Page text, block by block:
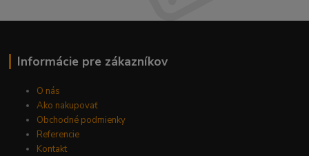
Informácie pre zákazníkov
O nás
Ako nakupovať
Obchodné podmienky
Referencie
Kontakt